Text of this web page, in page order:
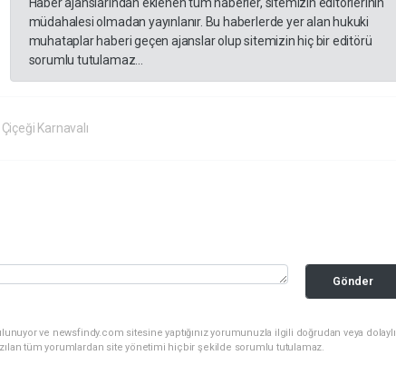
müdahalesi olmadan yayınlanır. Bu haberlerde yer alan hukuki
muhataplar haberi geçen ajanslar olup sitemizin hiç bir editörü
sorumlu tutulamaz...
Karnavalı
Gönder
ve newsfindy.com sitesine yaptığınız yorumunuzla ilgili doğrudan veya dolaylı
tüm yorumlardan site yönetimi hiçbir şekilde sorumlu tutulamaz.